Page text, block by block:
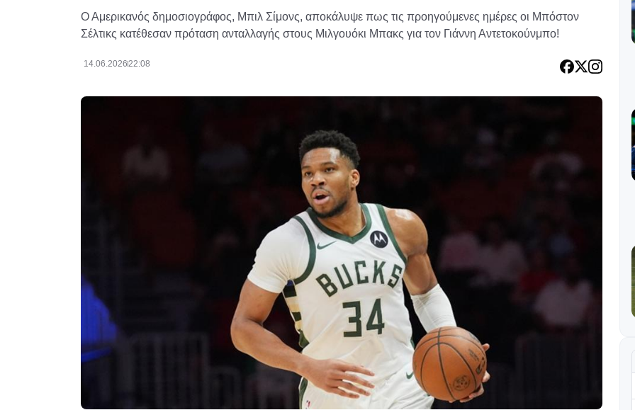
Ο Αμερικανός δημοσιογράφος, Μπιλ Σίμονς, αποκάλυψε πως τις προηγούμενες ημέρες οι Μπόστον
Σέλτικς κατέθεσαν πρόταση ανταλλαγής στους Μιλγουόκι Μπακς για τον Γιάννη Αντετοκούνμπο!
14.06.202622:08